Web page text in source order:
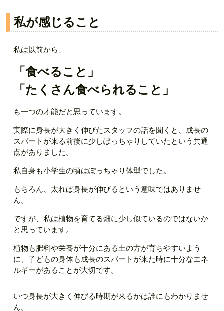
私が感じること
私は以前から、
「食べること」
「たくさん食べられること」
も一つの才能だと思っています。
実際に身長が大きく伸びたスタッフの話を聞くと、成長の
スパートが来る前後に少しぽっちゃりしていたという共通
点がありました。
私自身も小学生の頃はぽっちゃり体型でした。
もちろん、太れば身長が伸びるという意味ではありませ
ん。
ですが、私は植物を育てる畑に少し似ているのではないか
と思っています。
植物も肥料や栄養が十分にある土の方が育ちやすいよう
に、子どもの身体も成長のスパートが来た時に十分なエネ
ルギーがあることが大切です。
いつ身長が大きく伸びる時期が来るかは誰にもわかりませ
ん。